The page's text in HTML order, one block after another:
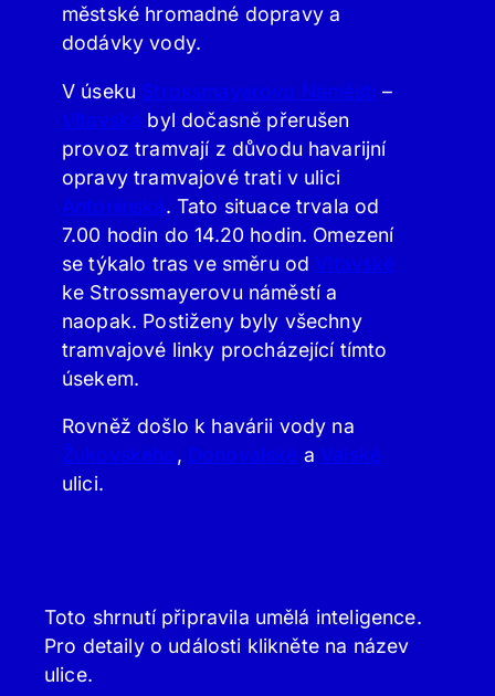
městské hromadné dopravy a
dodávky vody.
V úseku Strossmayerovo Náměstí–
Vltavská byl dočasně přerušen
provoz tramvají z důvodu havarijní
opravy tramvajové trati v ulici
Antonínská. Tato situace trvala od
7.00 hodin do 14.20 hodin. Omezení
se týkalo tras ve směru od Vltavské
ke Strossmayerovu náměstí a
naopak. Postiženy byly všechny
tramvajové linky procházející tímto
úsekem.
Rovněž došlo k havárii vody na
Žukovského, Donovalské a Valské
ulici.
Toto shrnutí připravila umělá inteligence.
Pro detaily o události klikněte na název
ulice.